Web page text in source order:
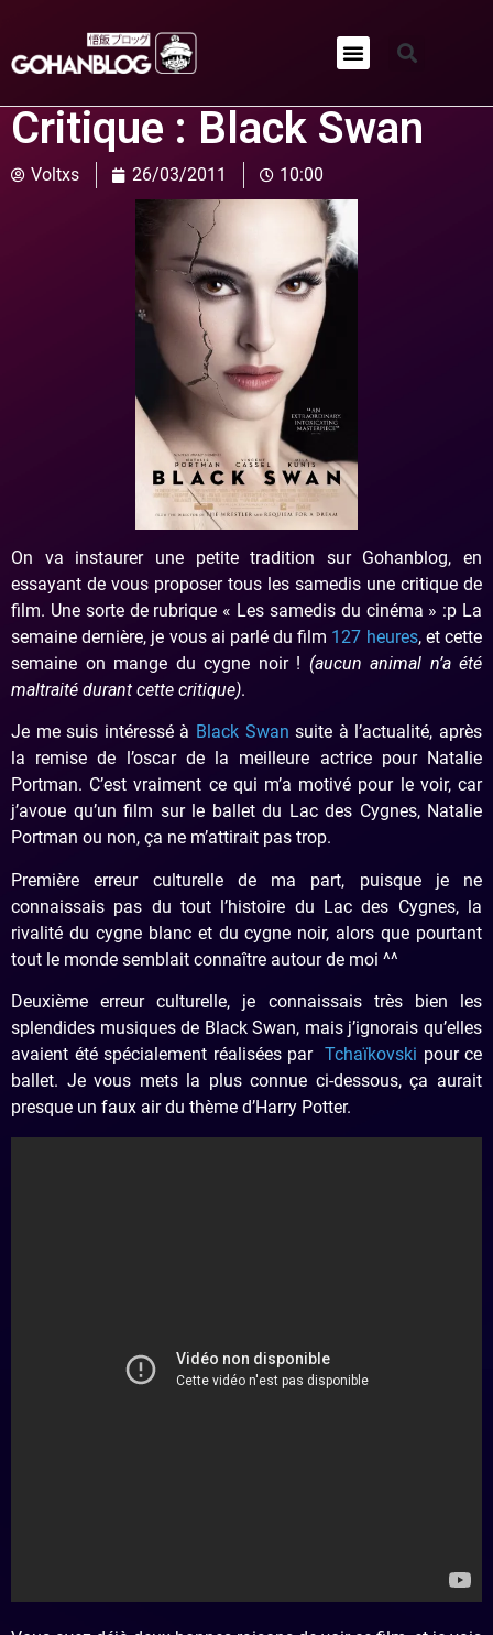
Critique : Black Swan
Voltxs 26/03/2011 10:00
On va instaurer une petite tradition sur Gohanblog, en
essayant de vous proposer tous les samedis une critique de
film. Une sorte de rubrique « Les samedis du cinéma » :p La
semaine dernière, je vous ai parlé du film 127 heures, et cette
semaine on mange du cygne noir ! (aucun animal n’a été
maltraité durant cette critique).
Je me suis intéressé à Black Swan suite à l’actualité, après
la remise de l’oscar de la meilleure actrice pour Natalie
Portman. C’est vraiment ce qui m’a motivé pour le voir, car
j’avoue qu’un film sur le ballet du Lac des Cygnes, Natalie
Portman ou non, ça ne m’attirait pas trop.
Première erreur culturelle de ma part, puisque je ne
connaissais pas du tout l’histoire du Lac des Cygnes, la
rivalité du cygne blanc et du cygne noir, alors que pourtant
tout le monde semblait connaître autour de moi ^^
Deuxième erreur culturelle, je connaissais très bien les
splendides musiques de Black Swan, mais j’ignorais qu’elles
avaient été spécialement réalisées par Tchaïkovski pour ce
ballet. Je vous mets la plus connue ci-dessous, ça aurait
presque un faux air du thème d’Harry Potter.